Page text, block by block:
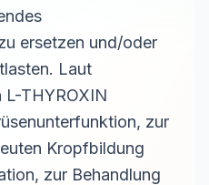
ersetzen und/oder
Laut
L-THYROXIN
zur
Kropfbildung
zur Behandlung